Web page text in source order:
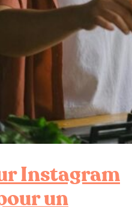
Instagram
un